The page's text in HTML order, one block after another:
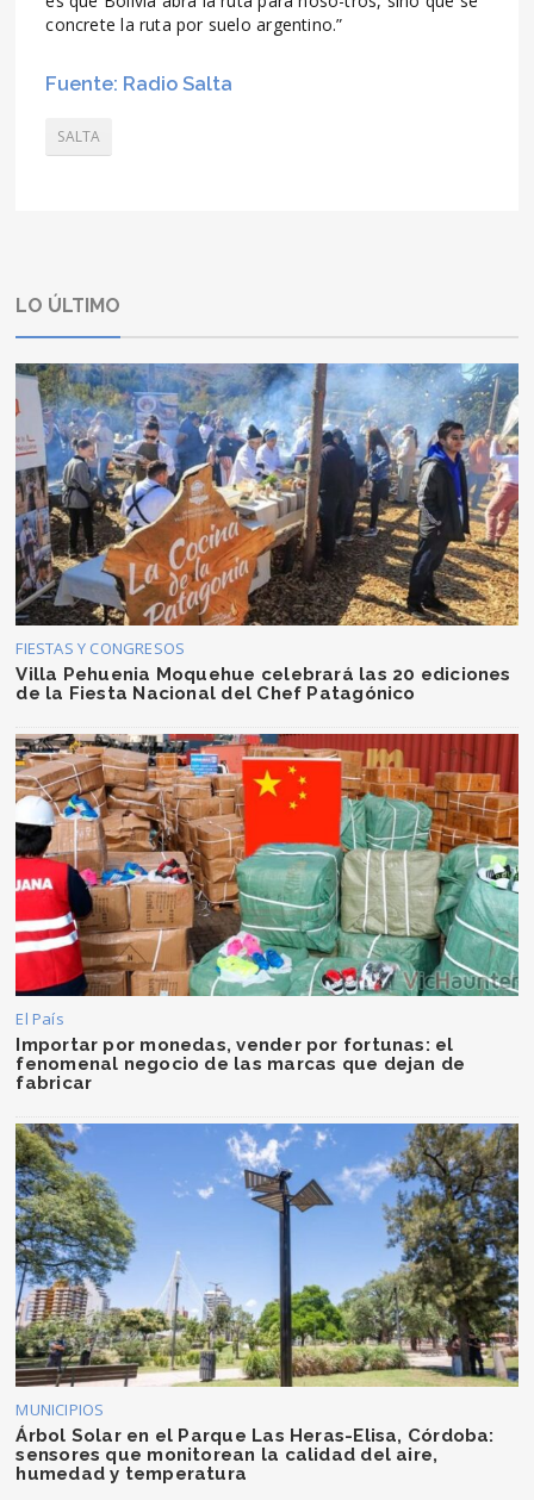
concrete la ruta por suelo argentino.”
Fuente: Radio Salta
SALTA
LO ÚLTIMO
FIESTAS Y CONGRESOS
Villa Pehuenia Moquehue celebrará las 20 ediciones
de la Fiesta Nacional del Chef Patagónico
El País
Importar por monedas, vender por fortunas: el
fenomenal negocio de las marcas que dejan de
fabricar
MUNICIPIOS
Árbol Solar en el Parque Las Heras-Elisa, Córdoba:
sensores que monitorean la calidad del aire,
humedad y temperatura